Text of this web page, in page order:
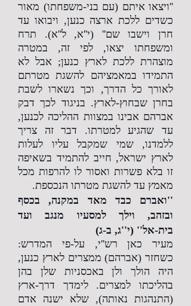
''ויצאו איתם (עם בני-משפחתו) מאור
כשדים ללכת ארצה כנען, ויבואו עד
חרן וישבו שם'' (י''א, ל''א). תרח
ומשפחתו יצאו, לפי זה, במטרה
מוצהרת ללכת לארץ כנען; אבל לא
התמידו במאמציהם להשגת מטרתם
לאורך כל הדרך, וכך נשארו לשבת
בחרן שבחוץ-לארץ. בניגוד לכך דבק
אברהם אבינו במצוות ההליכה לכנען,
עד שהגיע למטרתו. דבר זה צריך
ללמדנו, שמי שמקבל עליו לעלות
לארץ ישראל, חייב להתמיד בשאיפה
זו בלא פשרות ואסור לו להרפות מכל
מאמץ עד להשגת מטרתו הנכספת.
''ואברם כבד מאד במקנה, בכסף
ובזהב, וילך למסעיו מנגב ועד
בית-אל'' (י''ג, ב-ג)
מעיר כאן רש''י, על-פי המדרש:
כשחזר (אברהם) ממצרים לארץ כנען,
היה הולך ולן באכסניות שלן בהן
בהליכתו למצרים. לימדך דרך-ארץ
(התנהגות נאותה), שלא ישנה אדם